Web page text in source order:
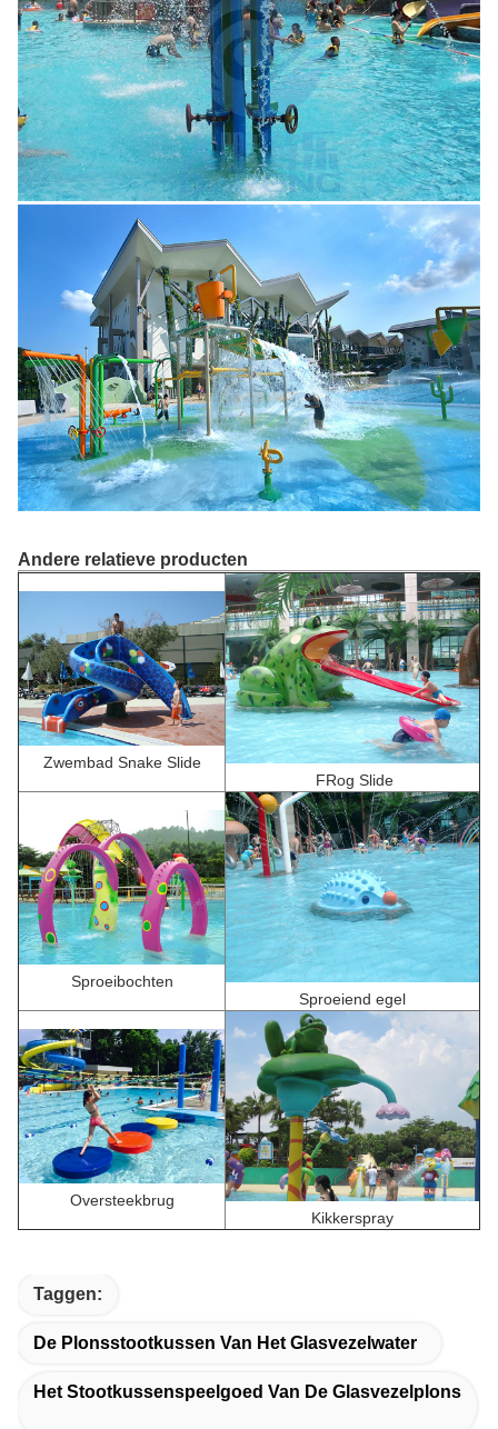
Andere relatieve producten
Zwembad Snake Slide
FRog Slide
Sproeibochten
Sproeiend egel
Oversteekbrug
Kikkerspray
Taggen:
De Plonsstootkussen Van Het Glasvezelwater
Het Stootkussenspeelgoed Van De Glasvezelplons